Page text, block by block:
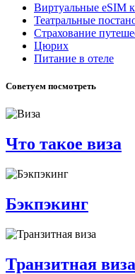
Виртуальные eSIM
Театральные
Страхование
Цюрих
Питание в отеле
Советуем посмотреть
Что такое виза
Бэкпэкинг
Транзитная виза